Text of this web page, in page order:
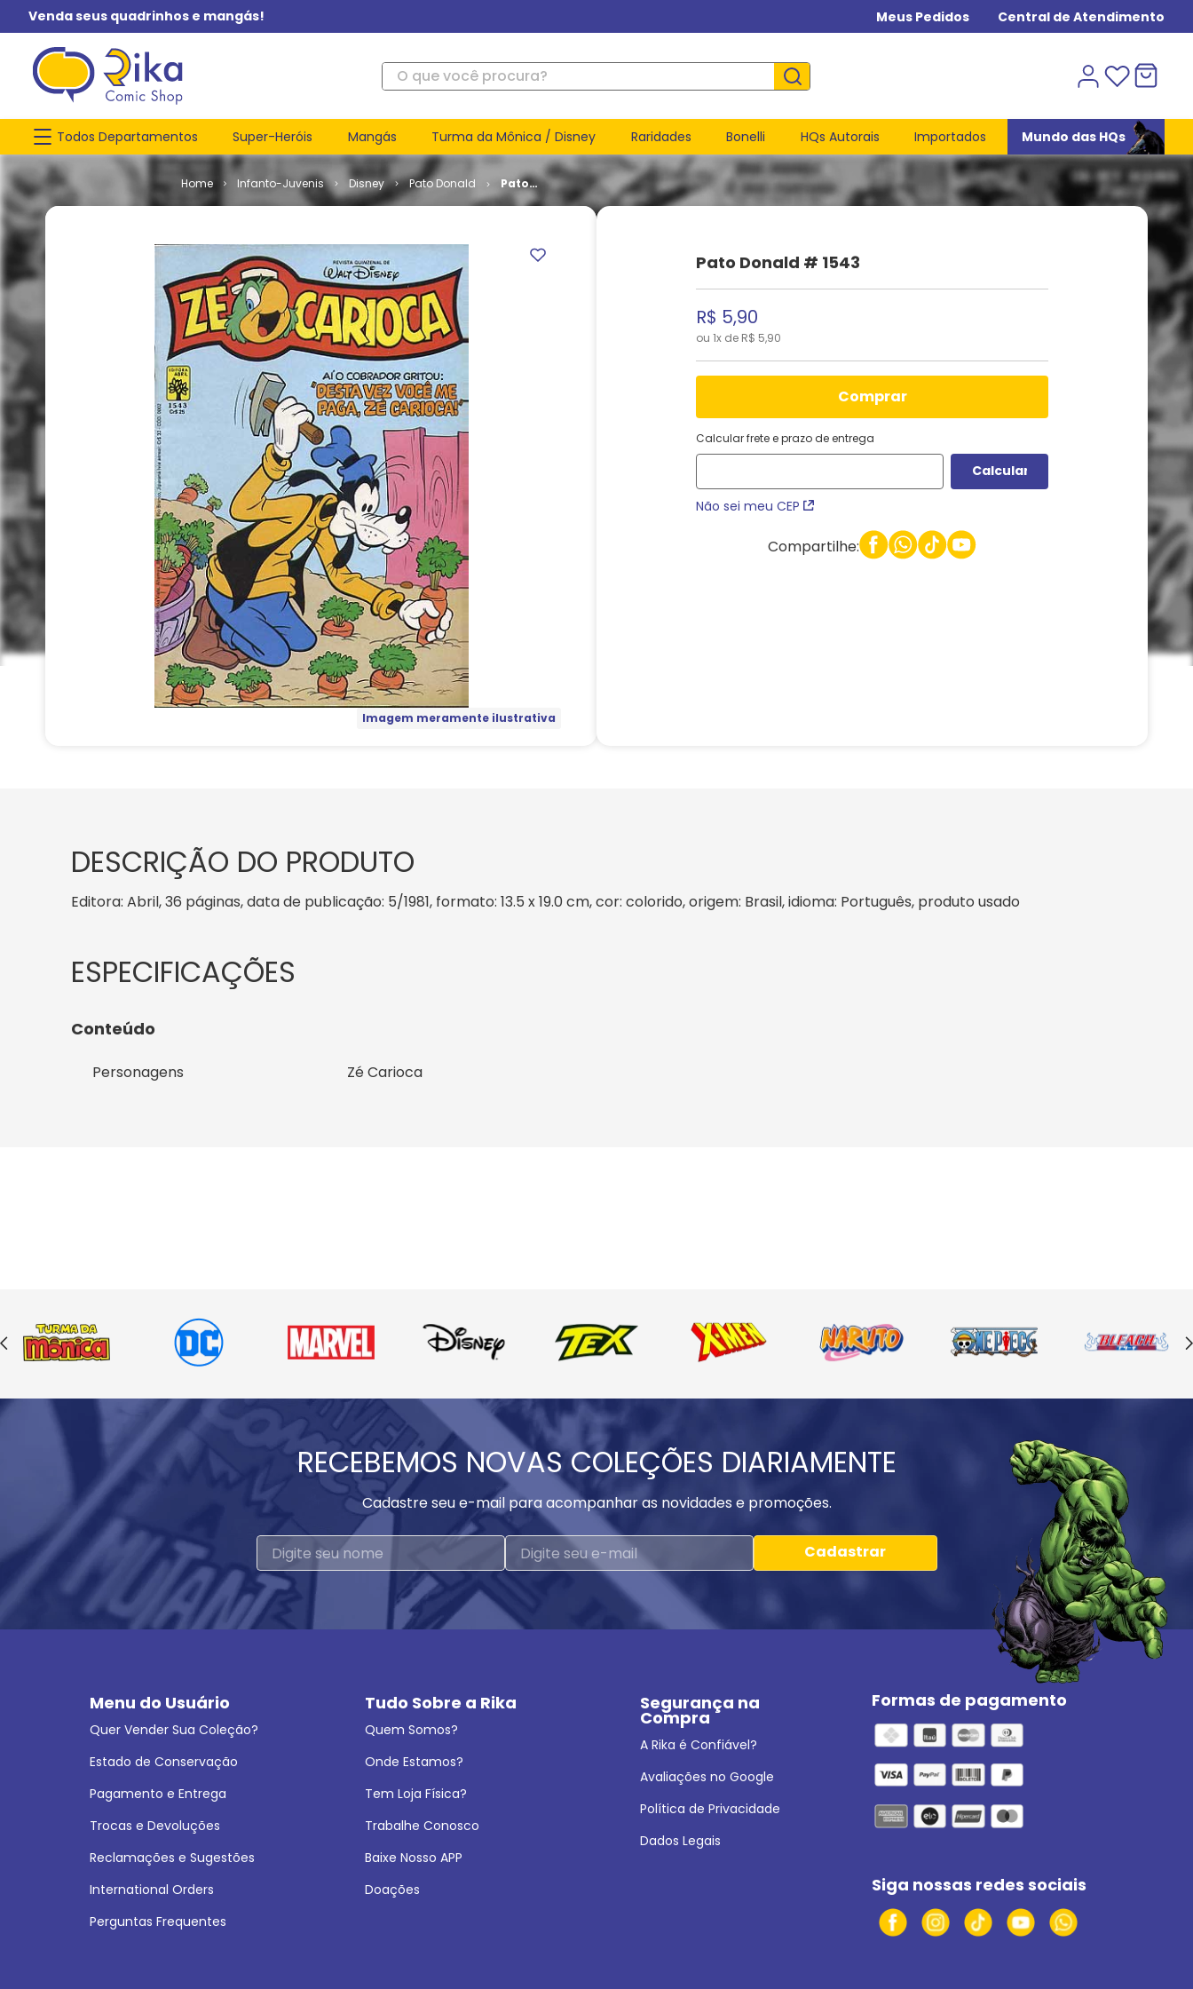
Venda seus quadrinhos e mangás! Meus Pedidos Central de Atendimento
O que você procura?
Todos Departamentos Super-Heróis Mangás Turma da Mônica / Disney Raridades Bonelli HQs Autorais Importados Mundo das HQs
Infanto-Juvenis Disney Pato Donald
Pato
Donald #
Imagem meramente ilustrativa
Pato Donald # 1543
R$ 5,90
ou 1x de R$ 5,90
comprar
Calcular frete e prazo de entrega
Não sei meu CEP
Compartilhe:
DESCRIÇÃO DO PRODUTO
Editora: Abril, 36 páginas, data de publicação: 5/1981, formato: 13.5 x 19.0 cm, cor: colorido, origem: Brasil, idioma: Português, produto usado
Conteúdo
Personagens Zé Carioca
RECEBEMOS NOVAS COLEÇÕES DIARIAMENTE
Cadastre seu e-mail para acompanhar as novidades e promoções.
Cadastrar
Menu do Usuário
Quer Vender Sua Coleção?
Estado de Conservação
Pagamento e Entrega
Trocas e Devoluções
Reclamações e Sugestões
International Orders
Perguntas Frequentes
Tudo Sobre a Rika
Quem Somos?
Onde Estamos?
Tem Loja Física?
Trabalhe Conosco
Baixe Nosso APP
Doações
Segurança na
Compra
A Rika é Confiável?
Avaliações no Google
Política de Privacidade
Dados Legais
Formas de pagamento
Siga nossas redes sociais